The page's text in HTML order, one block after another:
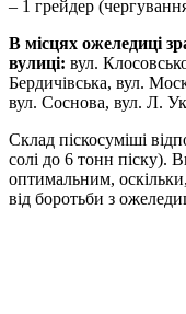
– 1 грейдер
В місцях ожеледиці
вулиці: вул.
Бердичівська, вул.
вул. Соснова, вул. Л.
Склад піскосуміші
солі до 6 тонн піску).
оптимальним,
від боротьби з